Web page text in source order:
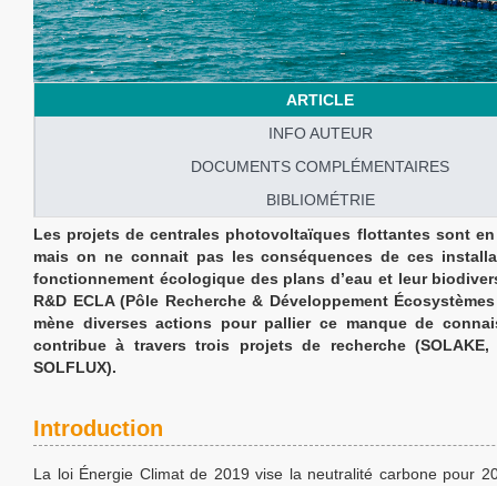
ARTICLE
INFO AUTEUR
DOCUMENTS COMPLÉMENTAIRES
BIBLIOMÉTRIE
Les projets de centrales photovoltaïques flottantes sont
mais on ne connait pas les conséquences de ces
fonctionnement écologique des plans d’eau et leur
R&D ECLA (Pôle Recherche & Développement
mène diverses actions pour pallier ce manque de
contribue à travers trois projets de recherche (SOLAKE,
SOLFLUX).
Introduction
La loi Énergie Climat de 2019 vise la neutralité carbone pour